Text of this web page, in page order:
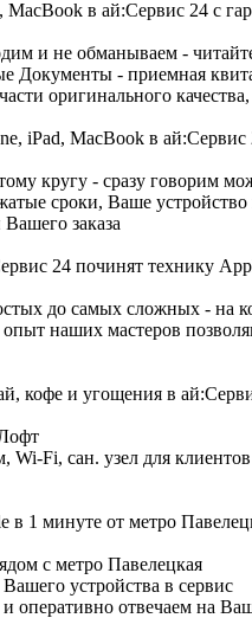
и не обманываем -
Документы - приемная
оригинального
кругу - сразу говорим
сроки, Ваше
заказа
до самых сложных - на
наших мастеров
Fi, сан. узел для клиентов
с метро Павелецкая
устройства в сервис
оперативно отвечаем на